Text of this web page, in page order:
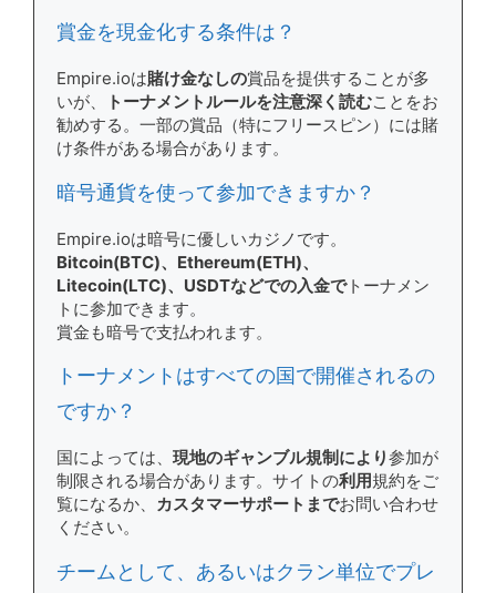
賞金を現金化する条件は？
Empire.ioは賭け金なしの賞品を提供することが多
いが、
トーナメントルールを注意深く読むことをお
勧めする。一部の賞品（特にフリースピン）には賭
け条件がある場合があります。
暗号通貨を使って参加できますか？
Empire.ioは暗号に優しいカジノです。
Bitcoin(BTC)、Ethereum(ETH)、
Litecoin(LTC)、USDTなどでの入金でトーナメン
トに参加できます。
賞金も暗号で支払われます。
トーナメントはすべての国で開催されるの
ですか？
国によっては、 現地のギャンブル規制により参加が
制限される場合があります。サイトの利用規約をご
覧になるか、 カスタマーサポートまでお問い合わせ
ください。
チームとして、あるいはクラン単位でプレ